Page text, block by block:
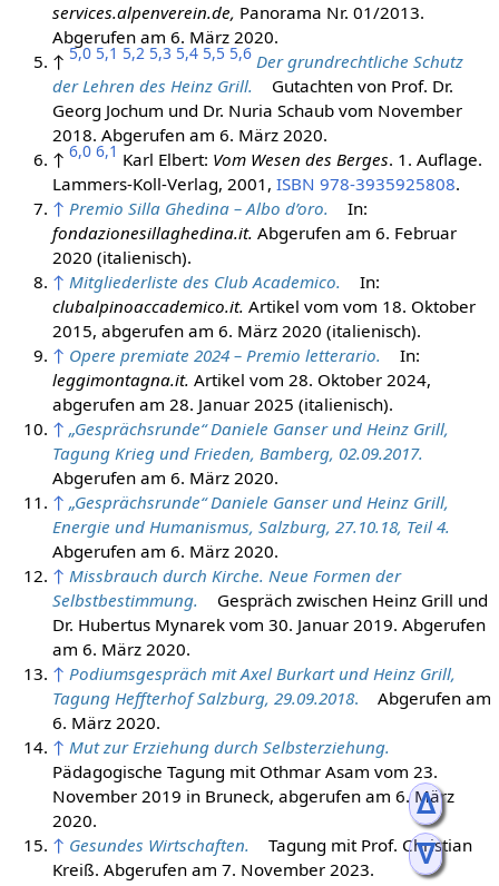
ᐃ
ᐁ
services.alpenverein.de, Panorama Nr. 01/2013.
Abgerufen am 6. März 2020.
↑ 5,0 5,1 5,2 5,3 5,4 5,5 5,6 Der grundrechtliche Schutz
der Lehren des Heinz Grill.
Gutachten von Prof. Dr.
Georg Jochum und Dr. Nuria Schaub vom November
2018. Abgerufen am 6. März 2020.
↑ 6,0 6,1 Karl Elbert: Vom Wesen des Berges. 1. Auflage. ‎
Lammers-Koll-Verlag, 2001 , ISBN 978-3935925808.
↑ Premio Silla Ghedina – Albo d’oro.
In:
fondazionesillaghedina.it. Abgerufen am 6. Februar
2020 (italienisch).
↑ Mitgliederliste des Club Academico.
In:
clubalpinoaccademico.it. Artikel vom vom 18. Oktober
2015, abgerufen am 6. März 2020 (italienisch).
↑ Opere premiate 2024 – Premio letterario.
In:
leggimontagna.it. Artikel vom 28. Oktober 2024,
abgerufen am 28. Januar 2025 (italienisch).
↑ „Gesprächsrunde“ Daniele Ganser und Heinz Grill,
Tagung Krieg und Frieden, Bamberg, 02.09.2017.
Abgerufen am 6. März 2020.
↑ „Gesprächsrunde“ Daniele Ganser und Heinz Grill,
Energie und Humanismus, Salzburg, 27.10.18, Teil 4.
Abgerufen am 6. März 2020.
↑ Missbrauch durch Kirche. Neue Formen der
Selbstbestimmung.
Gespräch zwischen Heinz Grill und
Dr. Hubertus Mynarek vom 30. Januar 2019. Abgerufen
am 6. März 2020.
↑ Podiumsgespräch mit Axel Burkart und Heinz Grill,
Tagung Heffterhof Salzburg, 29.09.2018.
Abgerufen am
6. März 2020.
↑ Mut zur Erziehung durch Selbsterziehung.
Pädagogische Tagung mit Othmar Asam vom 23.
November 2019 in Bruneck, abgerufen am 6. März
2020.
↑ Gesundes Wirtschaften.
Tagung mit Prof. Christian
Kreiß. Abgerufen am 7. November 2023.